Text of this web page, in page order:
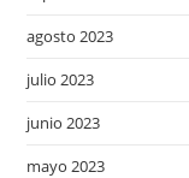
agosto 2023
julio 2023
junio 2023
mayo 2023